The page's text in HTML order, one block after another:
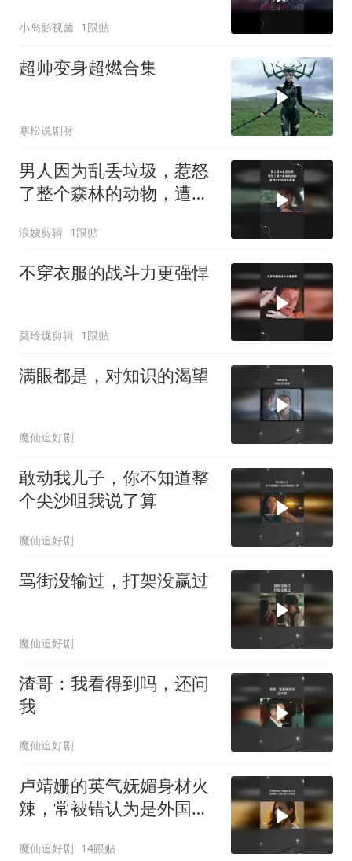
小岛影视菌 1跟贴
超帅变身超燃合集
寒松说剧呀
男人因为乱丢垃圾，惹怒
了整个森林的动物，遭到
浪嫂剪辑 1跟贴
不穿衣服的战斗力更强悍
莫玲珑剪辑 1跟贴
满眼都是，对知识的渴望
魔仙追好剧
敢动我儿子，你不知道整
个尖沙咀我说了算
魔仙追好剧
骂街没输过，打架没赢过
魔仙追好剧
渣哥：我看得到吗，还问
我
魔仙追好剧
卢靖姗的英气妩媚身材火
辣，常被错认为是外国人
魔仙追好剧 14跟贴